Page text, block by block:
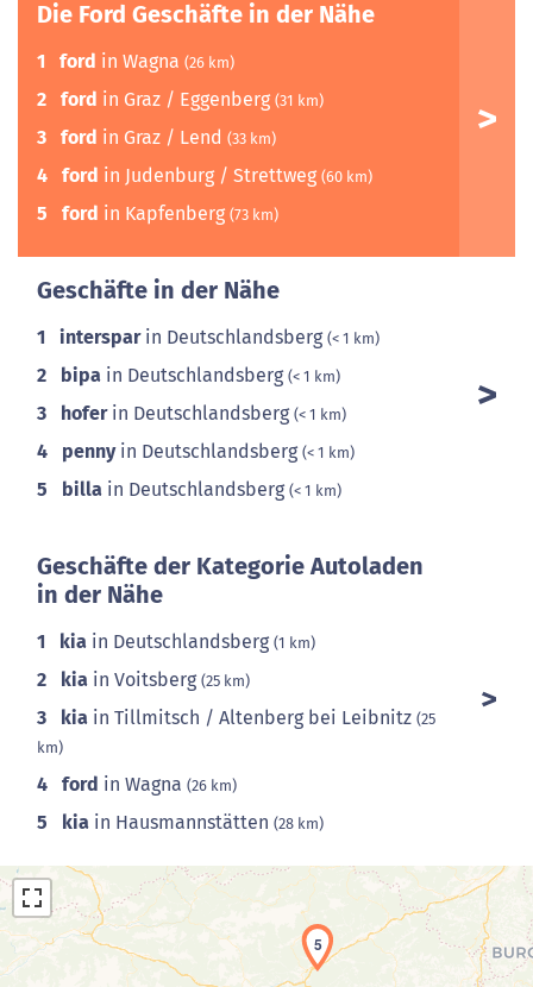
Die Ford Geschäfte in der Nähe
1 ford in Wagna (26 km)
2 ford in Graz / Eggenberg (31 km)
3 ford in Graz / Lend (33 km)
4 ford in Judenburg / Strettweg (60 km)
5 ford in Kapfenberg (73 km)
Geschäfte in der Nähe
1 intersparin Deutschlandsberg (< 1 km)
2 bipa in Deutschlandsberg (< 1 km)
3 hoferin Deutschlandsberg (< 1 km)
4 pennyin Deutschlandsberg (< 1 km)
5 billa in Deutschlandsberg (< 1 km)
Geschäfte der Kategorie Autoladen
in der Nähe
1 kia in Deutschlandsberg (1 km)
2 kia in Voitsberg (25 km)
3 kia in Tillmitsch / Altenberg bei Leibnitz (25
km)
4 ford in Wagna (26 km)
5 kia in Hausmannstätten (28 km)
5